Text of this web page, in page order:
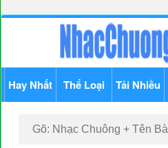
Hay Nhất Thể Loại Tải Nhiều